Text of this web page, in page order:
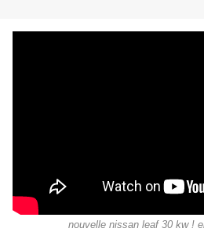
nouvelle nissan leaf 30 kw !